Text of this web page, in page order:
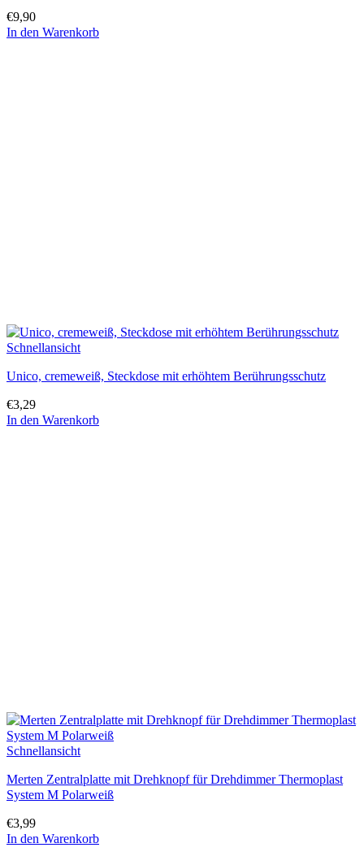
€9,90
In den Warenkorb
Schnellansicht
Unico, cremeweiß, Steckdose mit erhöhtem Berührungsschutz
€3,29
In den Warenkorb
Schnellansicht
Merten Zentralplatte mit Drehknopf für Drehdimmer Thermoplast
System M Polarweiß
€3,99
In den Warenkorb